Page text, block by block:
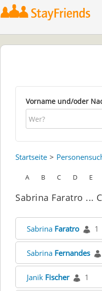
Vorname und/oder
Startseite
A B C D E
Sabrina Faratro ...
Sabrina Faratro 1
Sabrina Fernandes
Janik Fischer 1